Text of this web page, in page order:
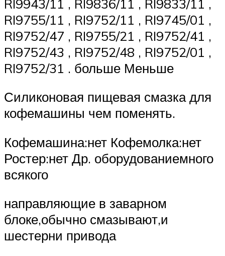
RI9943/11 , RI9836/11 , RI9833/11 ,
RI9755/11 , RI9752/11 , RI9745/01 ,
RI9752/47 , RI9755/21 , RI9752/41 ,
RI9752/43 , RI9752/48 , RI9752/01 ,
RI9752/31 . больше Меньше
Силиконовая пищевая смазка для
кофемашины чем поменять.
Кофемашина:нет Кофемолка:нет
Ростер:нет Др. оборудованиемного
всякого
направляющие в заварном
блоке,обычно смазывают,и
шестерни привода